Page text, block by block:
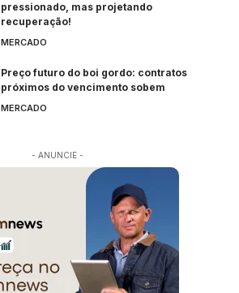
pressionado, mas projetando
recuperação!
MERCADO
Preço futuro do boi gordo: contratos
próximos do vencimento sobem
MERCADO
- ANUNCIE -